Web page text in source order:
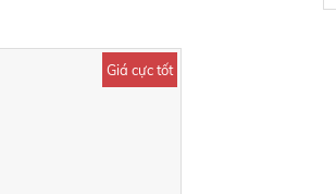
Giá cực tốt